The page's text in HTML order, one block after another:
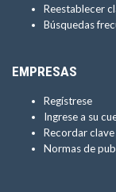
Reestablecer
Búsquedas
EMPRESAS
Regístrese
Ingrese a su
Recordar clave
Normas de